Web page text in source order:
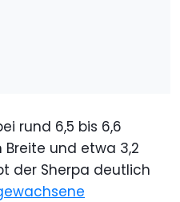
rund 6,5 bis 6,6
Breite und etwa 3,2
der Sherpa deutlich